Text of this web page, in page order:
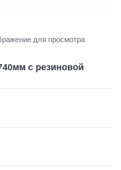
для просмотра
с резиновой